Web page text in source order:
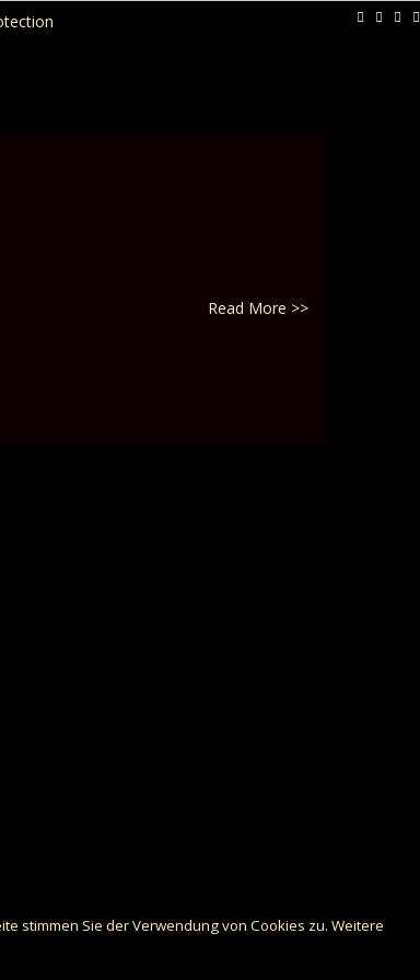
Read More >>
stimmen Sie der Verwendung von Cookies zu. Weitere